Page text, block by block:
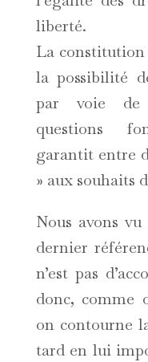
liberté.
La constitution
la possibilité
par voie de
questions
garantit entre
» aux souhaits
Nous avons
dernier
n’est pas
donc, comme
on contourne
tard en lui